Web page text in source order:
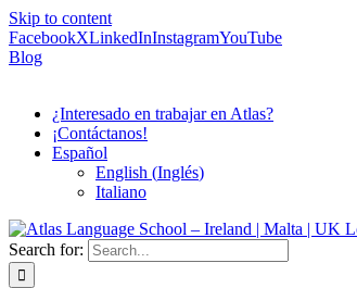
Skip to content
FacebookXLinkedInInstagramYouTube
Blog
¿Interesado en trabajar en Atlas?
¡Contáctanos!
Español
English (Inglés)
Italiano
Search for: